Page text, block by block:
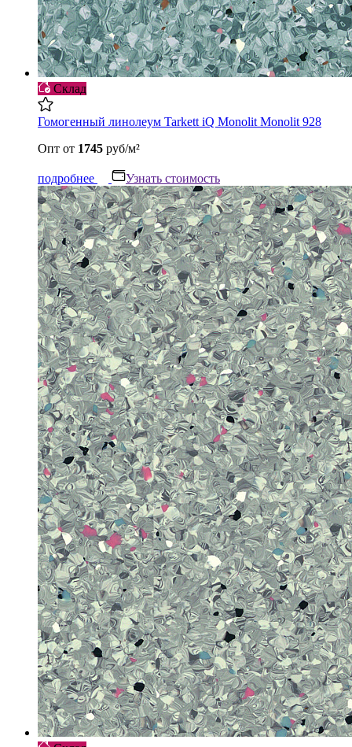
Склад
Гомогенный линолеум Tarkett iQ Monolit Monolit 928
Опт от 1745 руб/м²
подробнее Узнать стоимость